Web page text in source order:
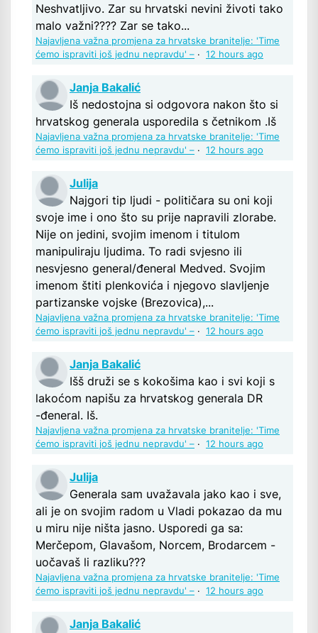
Neshvatljivo. Zar su hrvatski nevini životi tako
malo važni???? Zar se tako...
Najavljena važna promjena za hrvatske branitelje: 'Time
ćemo ispraviti još jednu nepravdu' – · 12 hours ago
Janja Bakalić
Iš nedostojna si odgovora nakon što si
hrvatskog generala usporedila s četnikom .Iš
Najavljena važna promjena za hrvatske branitelje: 'Time
ćemo ispraviti još jednu nepravdu' – · 12 hours ago
Julija
Najgori tip ljudi - političara su oni koji
svoje ime i ono što su prije napravili zlorabe.
Nije on jedini, svojim imenom i titulom
manipuliraju ljudima. To radi svjesno ili
nesvjesno general/đeneral Medved. Svojim
imenom štiti plenkovića i njegovo slavljenje
partizanske vojske (Brezovica),...
Najavljena važna promjena za hrvatske branitelje: 'Time
ćemo ispraviti još jednu nepravdu' – · 12 hours ago
Janja Bakalić
Išš druži se s kokošima kao i svi koji s
lakoćom napišu za hrvatskog generala DR
-đeneral. Iš.
Najavljena važna promjena za hrvatske branitelje: 'Time
ćemo ispraviti još jednu nepravdu' – · 12 hours ago
Julija
Generala sam uvažavala jako kao i sve,
ali je on svojim radom u Vladi pokazao da mu
u miru nije ništa jasno. Usporedi ga sa:
Merčepom, Glavašom, Norcem, Brodarcem -
uočavaš li razliku???
Najavljena važna promjena za hrvatske branitelje: 'Time
ćemo ispraviti još jednu nepravdu' – · 12 hours ago
Janja Bakalić